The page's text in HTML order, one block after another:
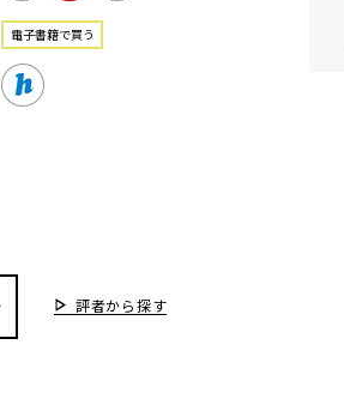
電⼦書籍で買う
評者から探す